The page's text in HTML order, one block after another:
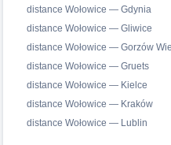
distance Wołowice — Gdynia
distance Wołowice — Gliwice
distance Wołowice — Gorzów
distance Wołowice — Gruets
distance Wołowice — Kielce
distance Wołowice — Kraków
distance Wołowice — Lublin